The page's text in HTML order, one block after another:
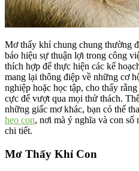
Mơ thấy khỉ chung chung thường
báo hiệu sự thuận lợi trong công
thích hợp để thực hiện các kế
mang lại thông điệp về những cơ
nghiệp hoặc học tập, cho thấy
cực để vượt qua mọi thử thách.
những giấc mơ khác, bạn có thể
heo con, nơi mà ý nghĩa và con số
chi tiết.
Mơ Thấy Khỉ Con